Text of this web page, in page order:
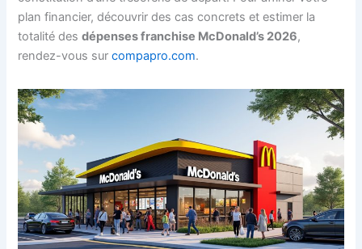
plan financier, découvrir des cas concrets et estimer la
totalité desdépenses franchise McDonald’s 2026,
rendez-vous surcompapro.com.